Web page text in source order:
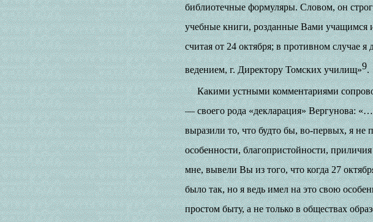
библиотечные формуляры. Словом, он
учебные книги, розданные Вами учащимся
считая от 24 октября; в противном случае
ведением, г. Директору Томских училищ»9.
Какими устными комментариями
— своего рода «декларация» Вергунова:
выразили то, что будто бы, во-первых, я
особенности, благопристойности,
мне, вывели Вы из того, что когда 27
было так, но я ведь имел на это свою
простом быту, а не только в обществах